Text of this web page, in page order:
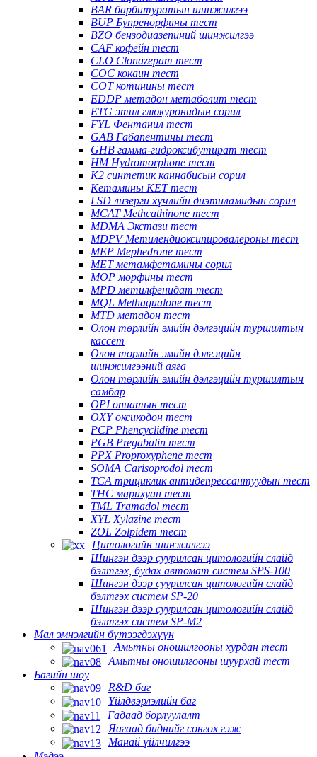
BAR барбитуратын шинжилгээ
BUP Бупренорфины тест
BZO бензодиазепиний шинжилгээ
CAF кофейн тест
CLO Clonazepam тест
COC кокаин тест
COT котинины тест
EDDP метадон метаболит тест
ETG этил глюкуронидын сорил
FYL Фентанил тест
GAB Габапентины тест
GHB гамма-гидроксибутират тест
HM Hydromorphone тест
K2 синтетик каннабисын сорил
Кетамины KET тест
LSD лизерги хүчлийн диэтиламидын сорил
MCAT Methcathinone тест
MDMA Экстази тест
MDPV Метилендиоксипировалероны тест
MEP Mephedrone тест
MET метамфетамины сорил
MOP морфины тест
MPD метилфенидат тест
MQL Methaqualone тест
MTD метадон тест
Олон төрлийн эмийн дэлгэцийн туршилтын
кассет
Олон төрлийн эмийн дэлгэцийн
шинжилгээний аяга
Олон төрлийн эмийн дэлгэцийн туршилтын
самбар
OPI опиатын тест
OXY оксикодон тест
PCP Phencyclidine тест
PGB Pregabalin тест
PPX Proproxyphene тест
SOMA Carisoprodol тест
TCA трициклик антидепрессантуудын тест
THC марихуан тест
TML Tramadol тест
XYL Xylazine тест
ZOL Zolpidem тест
Цитологийн шинжилгээ
Шингэн дээр суурилсан цитологийн слайд
бэлтгэх, будах автомат систем SPS-100
Шингэн дээр суурилсан цитологийн слайд
бэлтгэх систем SP-20
Шингэн дээр суурилсан цитологийн слайд
бэлтгэх систем SP-M2
Мал эмнэлгийн бүтээгдэхүүн
Амьтны оношилгооны хурдан тест
Амьтны оношилгооны шуурхай тест
Багийн шоу
R&D баг
Үйлдвэрлэлийн баг
Гадаад борлуулалт
Яагаад биднийг сонгох гэж
Манай үйлчилгээ